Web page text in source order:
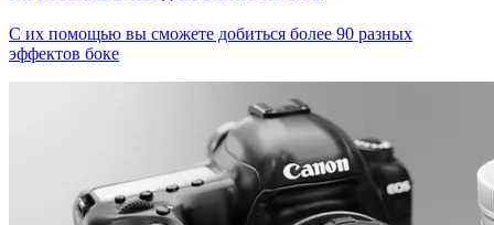
С их помощью вы сможете добиться более 90 разных
эффектов боке